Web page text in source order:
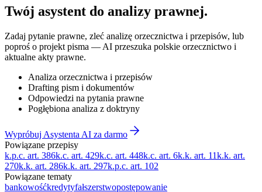
Twój asystent do analizy prawnej.
Zadaj pytanie prawne, zleć analizę orzecznictwa i przepisów, lub
poproś o projekt pisma — AI przeszuka polskie orzecznictwo i
aktualne akty prawne.
Analiza orzecznictwa i przepisów
Drafting pism i dokumentów
Odpowiedzi na pytania prawne
Pogłębiona analiza z doktryny
Wypróbuj Asystenta AI za darmo
Powiązane przepisy
k.p.c. art. 386k.c. art. 429k.c. art. 448k.c. art. 6k.k. art. 11k.k. art.
270k.k. art. 286k.k. art. 297k.p.c. art. 102
Powiązane tematy
bankowośćkredytyfałszerstwopostępowanie